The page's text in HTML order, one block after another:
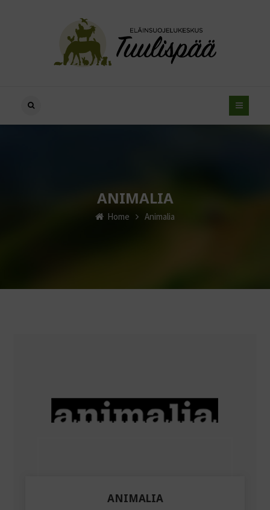
ANIMALIA
Home Animalia
ANIMALIA